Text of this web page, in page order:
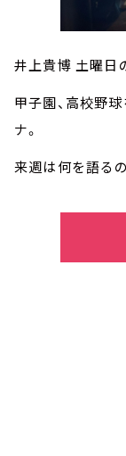
井上貴博 土曜日
甲子園、高校野
ナ。
来週は何を語る